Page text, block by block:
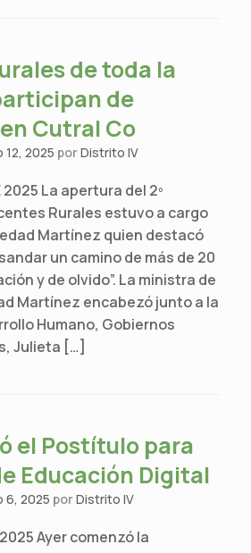
de toda la
de
Cutral Co
2025 porDistrito IV
2025 La apertura del 2º
Rurales estuvo a cargo
Martínez quien destacó
un camino de más de 20
y de olvido”. La ministra de
Martínez encabezó junto a la
Humano, Gobiernos
Julieta […]
el Postítulo para
Educación Digital
6, 2025 porDistrito IV
2025 Ayer comenzó la